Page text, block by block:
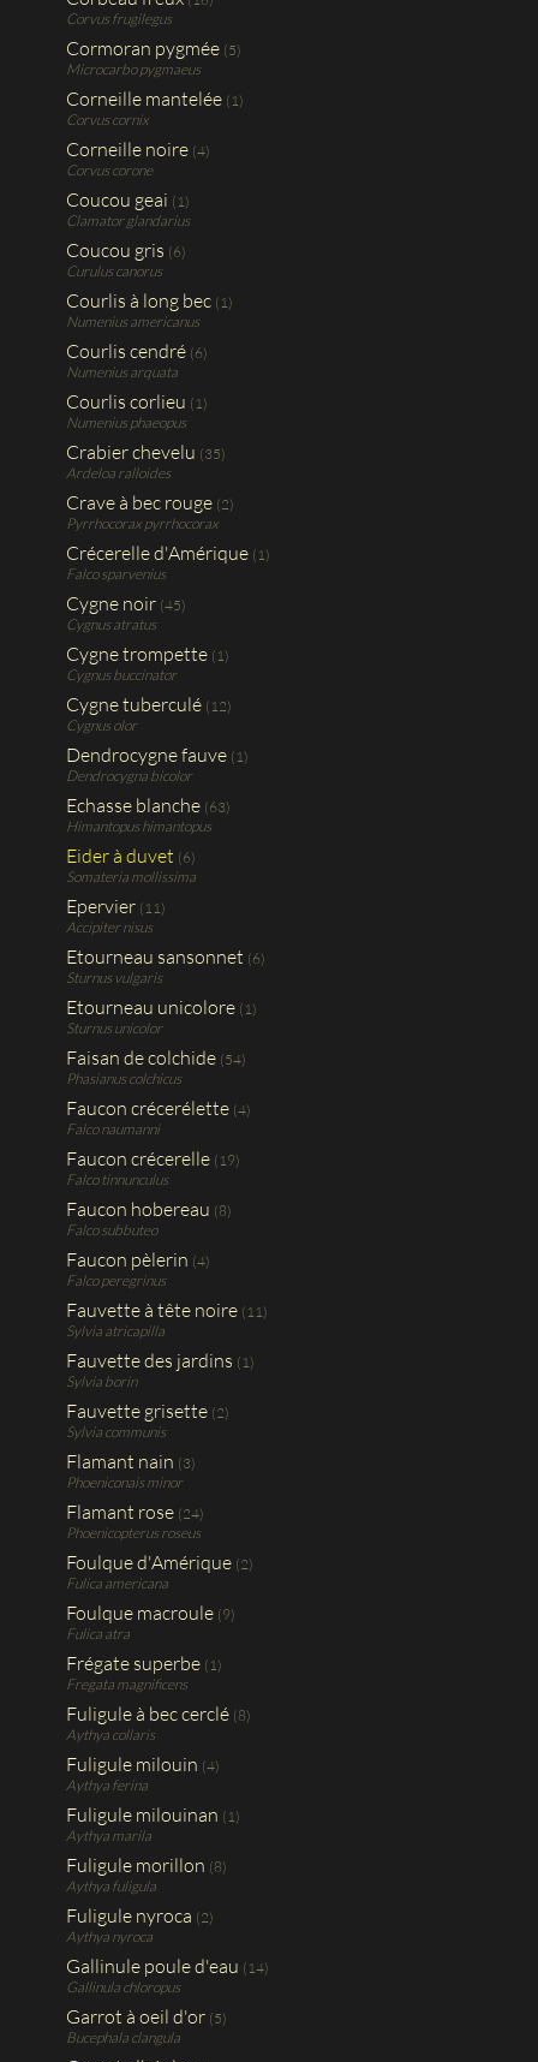
Corvus frugilegus
Cormoran pygmée (5)
Microcarbo pygmaeus
Corneille mantelée (1)
Corvus cornix
Corneille noire (4)
Corvus corone
Coucou geai (1)
Clamator glandarius
Coucou gris (6)
Curulus canorus
Courlis à long bec (1)
Numenius americanus
Courlis cendré (6)
Numenius arquata
Courlis corlieu (1)
Numenius phaeopus
Crabier chevelu (35)
Ardeloa ralloides
Crave à bec rouge (2)
Pyrrhocorax pyrrhocorax
Crécerelle d'Amérique (1)
Falco sparvenius
Cygne noir (45)
Cygnus atratus
Cygne trompette (1)
Cygnus buccinator
Cygne tuberculé (12)
Cygnus olor
Dendrocygne fauve (1)
Dendrocygna bicolor
Echasse blanche (63)
Himantopus himantopus
Eider à duvet (6)
Somateria mollissima
Epervier (11)
Accipiter nisus
Etourneau sansonnet (6)
Sturnus vulgaris
Etourneau unicolore (1)
Sturnus unicolor
Faisan de colchide (54)
Phasianus colchicus
Faucon crécerélette (4)
Falco naumanni
Faucon crécerelle (19)
Falco tinnunculus
Faucon hobereau (8)
Falco subbuteo
Faucon pèlerin (4)
Falco peregrinus
Fauvette à tête noire (11)
Sylvia atricapilla
Fauvette des jardins (1)
Sylvia borin
Fauvette grisette (2)
Sylvia communis
Flamant nain (3)
Phoeniconais minor
Flamant rose (24)
Phoenicopterus roseus
Foulque d'Amérique (2)
Fulica americana
Foulque macroule (9)
Fulica atra
Frégate superbe (1)
Fregata magnificens
Fuligule à bec cerclé (8)
Aythya collaris
Fuligule milouin (4)
Aythya ferina
Fuligule milouinan (1)
Aythya marila
Fuligule morillon (8)
Aythya fuligula
Fuligule nyroca (2)
Aythya nyroca
Gallinule poule d'eau (14)
Gallinula chloropus
Garrot à oeil d'or (5)
Bucephala clangula